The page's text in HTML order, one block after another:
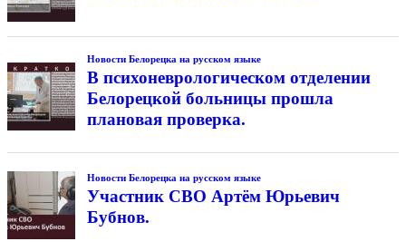
Новости Белорецка на русском языке
В психоневрологическом отделении
Белорецкой больницы прошла
плановая проверка.
Новости Белорецка на русском языке
Участник СВО Артём Юрьевич
Бубнов.